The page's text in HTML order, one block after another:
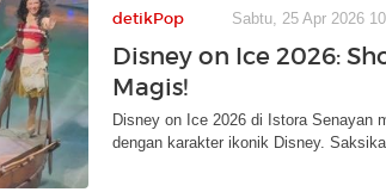
detikPop Sabtu, 25 Apr 2026
Disney on Ice 2026:
Magis!
Disney on Ice 2026 di Istora Senayan
dengan karakter ikonik Disney.